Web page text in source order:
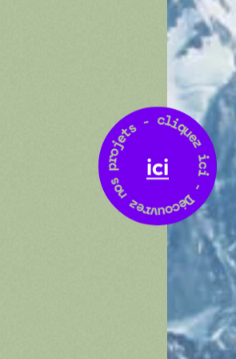
D
é
c
o
u
v
r
e
z
n
o
s
p
r
o
j
e
t
s
-
c
l
i
que zic
i-
ici